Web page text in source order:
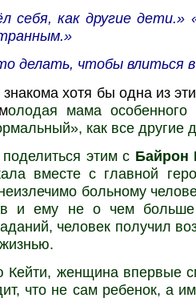
себя, как другие дети.»
делать, чтобы влиться
хотя бы одна из
олодая мама особенного
как все другие
этим с Байрон
вместе с главной
больному
и ему не о чем больше
человек получил
женщина впервые
что не сам ребенок, а